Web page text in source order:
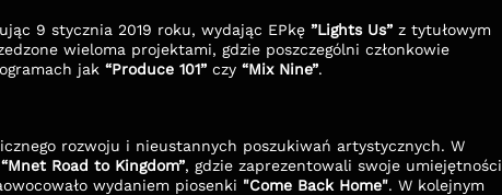
9 stycznia 2019 roku, wydając EPkę ”Lights Us”
wieloma projektami, gdzie poszczególni członkowie
jak “Produce 101” czy “Mix Nine”.
rozwoju i nieustannych poszukiwań artystycznych. W
“Mnet Road to Kingdom”, gdzie zaprezentowali swoje umiejętności
wydaniem piosenki "Come Back Home". W kolejnym